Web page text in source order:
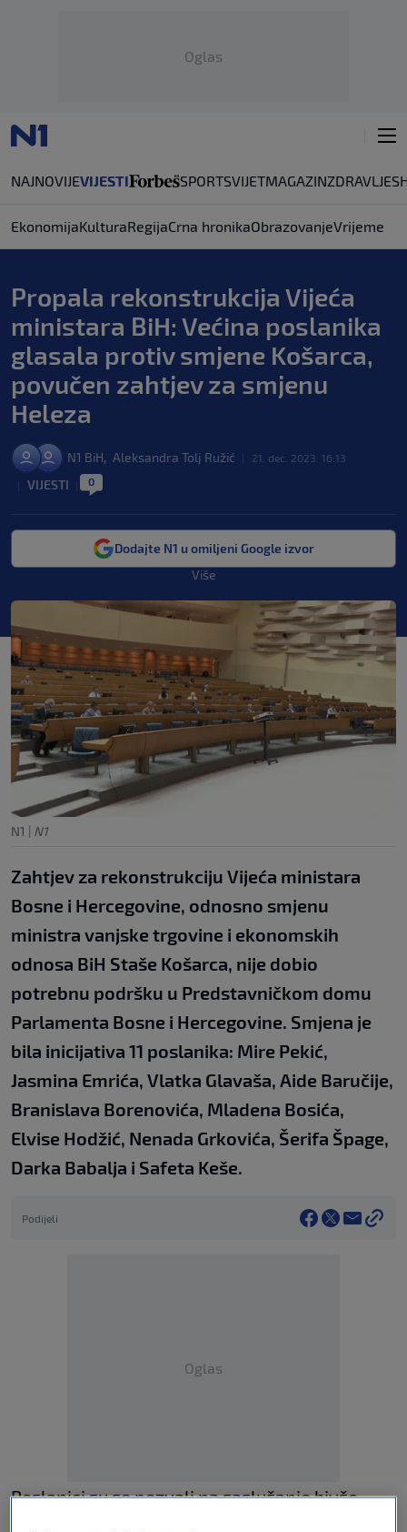
Oglas
NAJNOVIJEVIJESTI SPORTSVIJETMAGAZINZDRAVLJE
EkonomijaKulturaRegijaCrna hronikaObrazovanjeVrijeme
Propala rekonstrukcija Vijeća
ministara BiH: Većina poslanika
glasala protiv smjene Košarca,
povučen zahtjev za smjenu
Heleza
N1 BiH, Aleksandra Tolj Ružić 21. dec. 2023. 16:13
VIJESTI 0
Dodajte N1 u omiljeni Google izvor
Više
N1 | N1
Zahtjev za rekonstrukciju Vijeća ministara
Bosne i Hercegovine, odnosno smjenu
ministra vanjske trgovine i ekonomskih
odnosa BiH Staše Košarca, nije dobio
potrebnu podršku u Predstavničkom domu
Parlamenta Bosne i Hercegovine. Smjena je
bila inicijativa 11 poslanika: Mire Pekić,
Jasmina Emrića, Vlatka Glavaša, Aide Baručije,
Branislava Borenovića, Mladena Bosića,
Elvise Hodžić, Nenada Grkovića, Šerifa Špage,
Darka Babalja i Safeta Keše.
Podijeli
Oglas
Poslanici su se pozvali na saslušanje bivše